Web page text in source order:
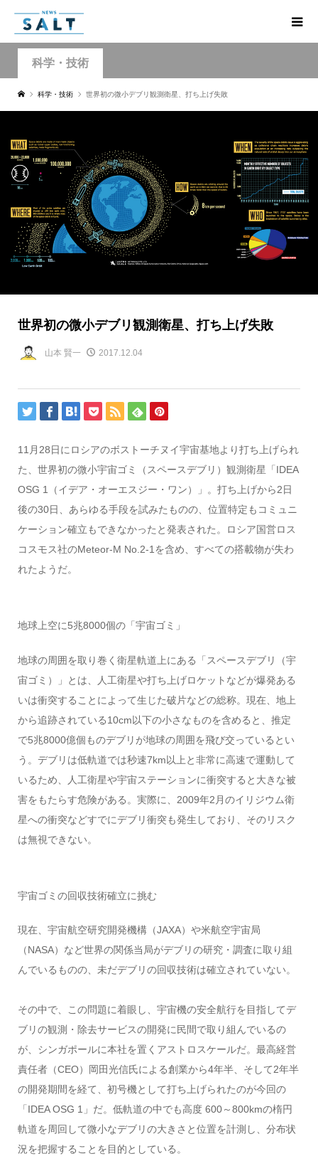
科学・技術
科学・技術 世界初の微小デブリ観測衛星、打ち上げ失敗
世界初の微小デブリ観測衛星、打ち上げ失敗
山本 賢一 2017.12.04
11月28日にロシアのボストーチヌイ宇宙基地より打ち上げられ
た、世界初の微小宇宙ゴミ（スペースデブリ）観測衛星「IDEA
OSG 1（イデア・オーエスジー・ワン）」。打ち上げから2日
後の30日、あらゆる手段を試みたものの、位置特定もコミュニ
ケーション確立もできなかったと発表された。ロシア国営ロス
コスモス社のMeteor-M No.2-1を含め、すべての搭載物が失わ
れたようだ。
地球上空に5兆8000個の「宇宙ゴミ」
地球の周囲を取り巻く衛星軌道上にある「スペースデブリ（宇
宙ゴミ）」とは、人工衛星や打ち上げロケットなどが爆発ある
いは衝突することによって生じた破片などの総称。現在、地上
から追跡されている10cm以下の小さなものを含めると、推定
で5兆8000億個ものデブリが地球の周囲を飛び交っているとい
う。デブリは低軌道では秒速7km以上と非常に高速で運動して
いるため、人工衛星や宇宙ステーションに衝突すると大きな被
害をもたらす危険がある。実際に、2009年2月のイリジウム衛
星への衝突などすでにデブリ衝突も発生しており、そのリスク
は無視できない。
宇宙ゴミの回収技術確立に挑む
現在、宇宙航空研究開発機構（JAXA）や米航空宇宙局
（NASA）など世界の関係当局がデブリの研究・調査に取り組
んでいるものの、未だデブリの回収技術は確立されていない。
その中で、この問題に着眼し、宇宙機の安全航行を目指してデ
ブリの観測・除去サービスの開発に民間で取り組んでいるの
が、シンガポールに本社を置くアストロスケールだ。最高経営
責任者（CEO）岡田光信氏による創業から4年半、そして2年半
の開発期間を経て、初号機として打ち上げられたのが今回の
「IDEA OSG 1」だ。低軌道の中でも高度 600～800kmの楕円
軌道を周回して微小なデブリの大きさと位置を計測し、分布状
況を把握することを目的としている。